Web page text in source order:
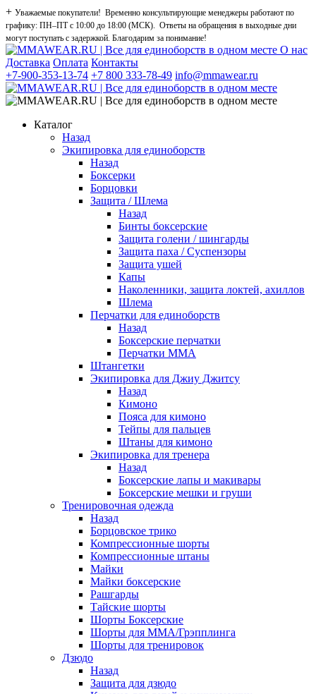
+ Уважаемые покупатели! Временно консультирующие менеджеры работают по
графику: ПН–ПТ с 10:00 до 18:00 (МСК). Ответы на обращения в выходные дни
могут поступать с задержкой. Благодарим за понимание!
О нас
Доставка Оплата Контакты
+7-900-353-13-74 +7 800 333-78-49 info@mmawear.ru
Каталог
Назад
Экипировка для единоборств
Назад
Боксерки
Борцовки
Защита / Шлема
Назад
Бинты боксерские
Защита голени / шингарды
Защита паха / Суспензоры
Защита ушей
Капы
Наколенники, защита локтей, ахиллов
Шлема
Перчатки для единоборств
Назад
Боксерские перчатки
Перчатки ММА
Штангетки
Экипировка для Джиу Джитсу
Назад
Кимоно
Пояса для кимоно
Тейпы для пальцев
Штаны для кимоно
Экипировка для тренера
Назад
Боксерские лапы и макивары
Боксерские мешки и груши
Тренировочная одежда
Назад
Борцовское трико
Компрессионные шорты
Компрессионные штаны
Майки
Майки боксерские
Рашгарды
Тайские шорты
Шорты Боксерские
Шорты для ММА/Грэпплинга
Шорты для тренировок
Дзюдо
Назад
Защита для дзюдо